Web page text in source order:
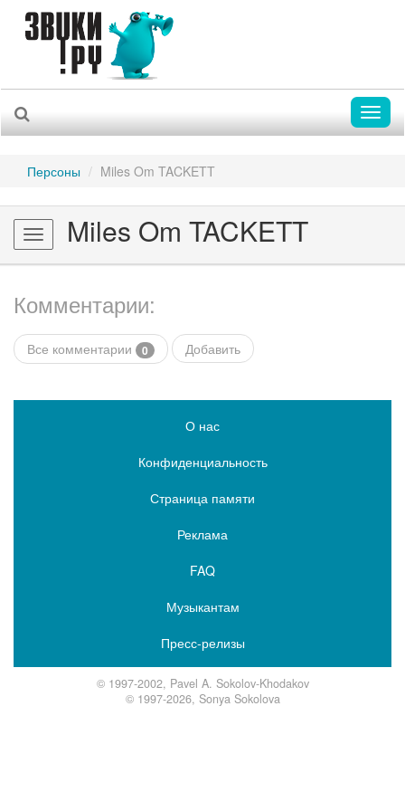
Персоны Miles Om TACKETT
Toggle
navigation
Miles Om TACKETT
Комментарии:
Все комментарии 0 Добавить
О нас
Конфиденциальность
Страница памяти
Реклама
FAQ
Музыкантам
Пресс-релизы
© 1997-2002, Pavel A. Sokolov-Khodakov
© 1997-2026, Sonya Sokolova